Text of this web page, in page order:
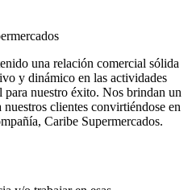
una relación comercial sólida
y dinámico en las actividades
para nuestro éxito. Nos brindan un
clientes convirtiéndose en
Caribe Supermercados.